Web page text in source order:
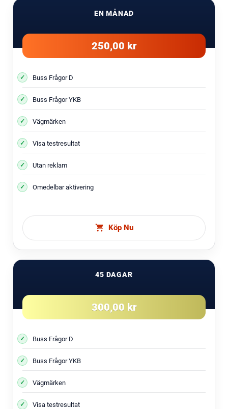
EN MÅNAD
250,00 kr
Buss Frågor D
Buss Frågor YKB
Vägmärken
Visa testresultat
Utan reklam
Omedelbar aktivering
Köp Nu
45 DAGAR
300,00 kr
Buss Frågor D
Buss Frågor YKB
Vägmärken
Visa testresultat